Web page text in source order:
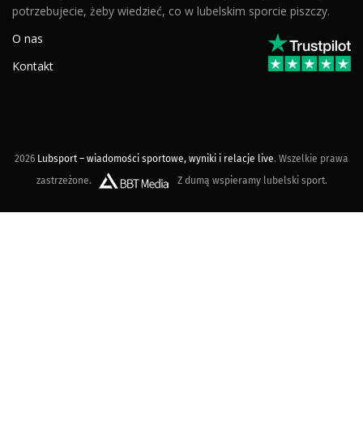
potrzebujecie, żeby wiedzieć, co w lubelskim sporcie piszczy.
O nas
Kontakt
2026 Lubsport – wiadomości sportowe, wyniki i relacje live. Wszelkie prawa
zastrzeżone.
Z dumą wspieramy lubelski sport.